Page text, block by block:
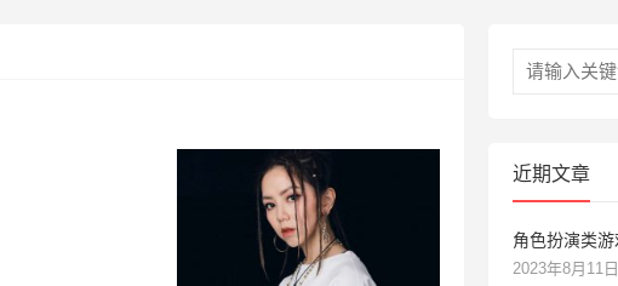
近期文章
角色扮演类
2023年8月11日